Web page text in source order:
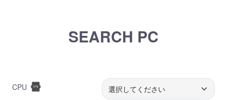
SEARCH PC
CPU